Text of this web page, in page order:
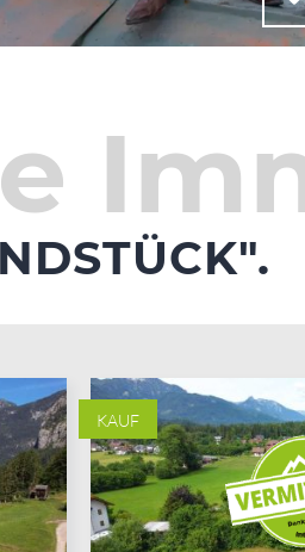
KAUF